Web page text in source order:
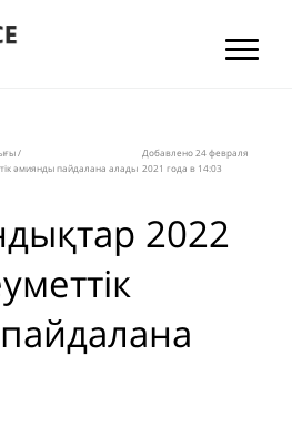
/
әмиянды пайдалана алады
Добавлено 24 февраля
2021 года в 14:03
2022